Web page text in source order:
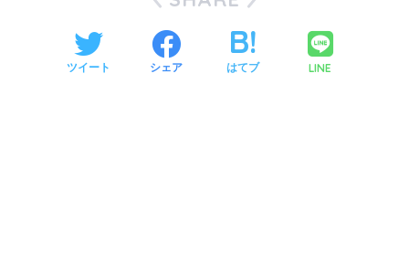
ツイート シェア はてブ LINE